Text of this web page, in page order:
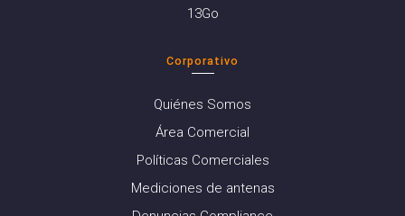
13Go
Corporativo
Quiénes Somos
Área Comercial
Políticas Comerciales
Mediciones de antenas